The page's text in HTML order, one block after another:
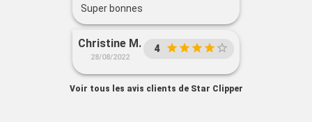
Super bonnes
Christine M.
28/08/2022
4
Voir tous les avis clients de Star Clipper